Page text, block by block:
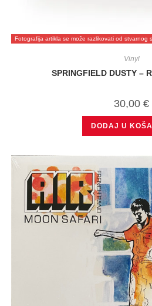
Fotografija artikla se može razlikovati od stvarnog
Vinyl
SPRINGFIELD DUSTY –
30,00 €
DODAJ U